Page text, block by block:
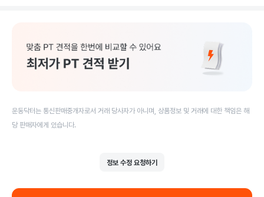
운동닥터는 통신판매중개자로서 거래 당사자가 아니며, 상품정보 및 거래에 대한 책임은 해
당 판매자에게 있습니다.
정보 수정 요청하기